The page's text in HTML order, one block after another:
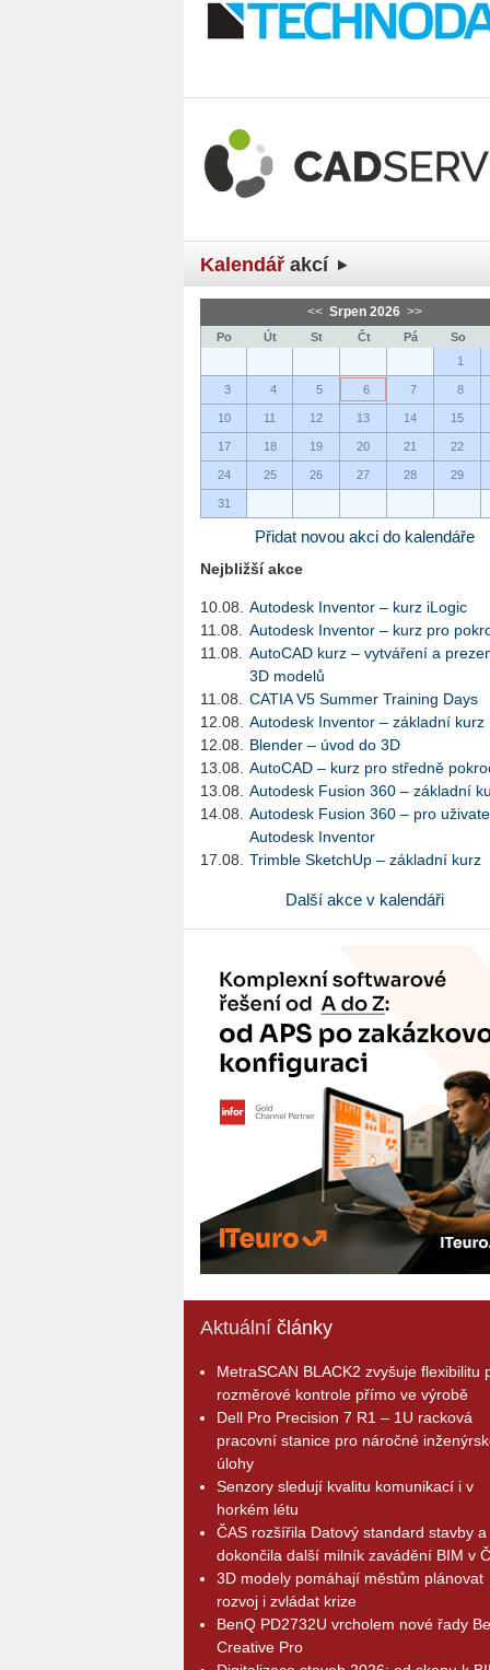
Kalendář akcí
<< Srpen 2026 >>
Po Út St Čt Pá So
1
3 4 5 6 7 8
10 11 12 13 14 15
17 18 19 20 21 22
24 25 26 27 28 29
31
Přidat novou akci do kalendáře
Nejbližší akce
10.08.
Autodesk Inventor – kurz iLogic
11.08.
Autodesk Inventor – kurz pro
11.08.
AutoCAD kurz – vytváření a
3D modelů
11.08.
CATIA V5 Summer Training Days
12.08.
Autodesk Inventor – základní kurz
12.08.
Blender – úvod do 3D
13.08.
AutoCAD – kurz pro středně
13.08.
Autodesk Fusion 360 – základní
14.08.
Autodesk Fusion 360 – pro
Autodesk Inventor
17.08.
Trimble SketchUp – základní kurz
Další akce v kalendáři
Aktuální články
MetraSCAN BLACK2 zvyšuje flexibilitu
rozměrové kontrole přímo ve výrobě
Dell Pro Precision 7 R1 – 1U racková
pracovní stanice pro náročné
úlohy
Senzory sledují kvalitu komunikací i v
horkém létu
ČAS rozšířila Datový standard stavby a
dokončila další milník zavádění BIM v
3D modely pomáhají městům plánovat
rozvoj i zvládat krize
BenQ PD2732U vrcholem nové řady
Creative Pro